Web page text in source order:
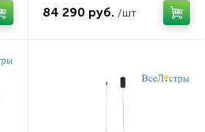
84 290 руб. /шт